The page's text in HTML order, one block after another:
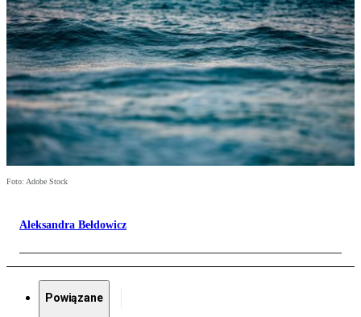
Foto: Adobe Stock
Aleksandra Bełdowicz
Powiązane